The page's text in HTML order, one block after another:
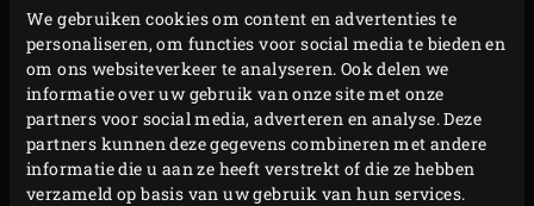
We gebruiken cookies om content en advertenties te
personaliseren, om functies voor social media te bieden en
om ons websiteverkeer te analyseren. Ook delen we
informatie over uw gebruik van onze site met onze
partners voor social media, adverteren en analyse. Deze
partners kunnen deze gegevens combineren met andere
informatie die u aan ze heeft verstrekt of die ze hebben
verzameld op basis van uw gebruik van hun services.
tijd nodig om heel heet te worden, dit duurt
ongeveer 10 minuten.
Leg de côte de boeufs op het rooster. Gril het vlees
circa 2 minuten, draai na ongeveer 1 minuut een
kwartslag voor een mooie grillruit. Keer het vlees
en gril nogmaals circa 2 minuten, draai opnieuw na